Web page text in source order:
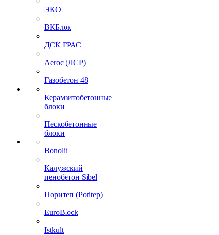
ЭКО
ВКБлок
ДСК ГРАС
Aeroc (ЛСР)
Газобетон 48
Керамзитобетонные
блоки
Пескобетонные
блоки
Bonolit
Калужский
пенобетон Sibel
Поритеп (Poritep)
EuroBlock
Istkult